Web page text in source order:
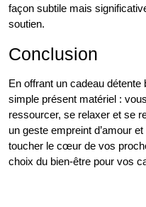
façon subtile mais
soutien.
Conclusion
En offrant un cadeau détente
simple présent matériel :
ressourcer, se relaxer et se
un geste empreint d’amour
toucher le cœur de vos
choix du bien-être pour vos